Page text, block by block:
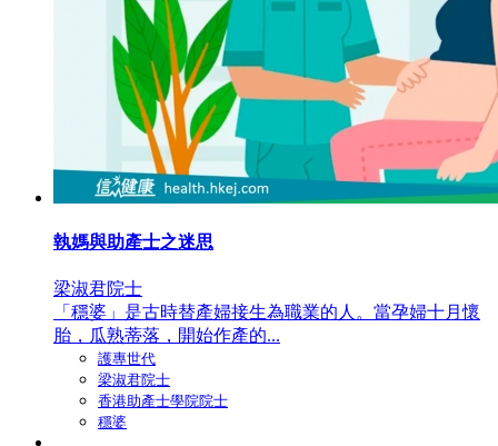
執媽與助產士之迷思
梁淑君院士
「穩婆」是古時替產婦接生為職業的人。當孕婦十月懷
胎，瓜熟蒂落，開始作產的...
護專世代
梁淑君院士
香港助產士學院院士
穩婆